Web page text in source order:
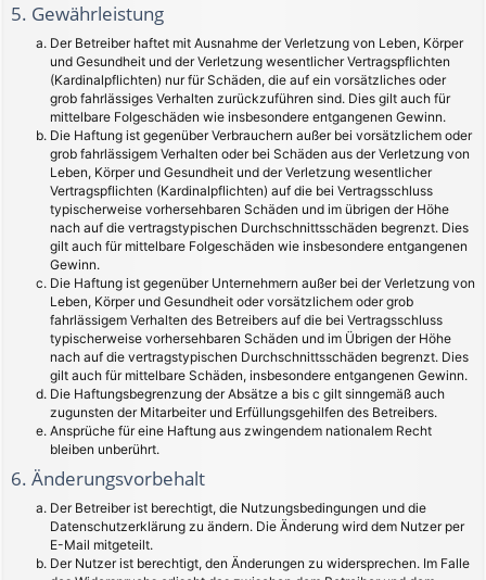
5. Gewährleistung
Der Betreiber haftet mit Ausnahme der Verletzung von Leben, Körper
und Gesundheit und der Verletzung wesentlicher Vertragspflichten
(Kardinalpflichten) nur für Schäden, die auf ein vorsätzliches oder
grob fahrlässiges Verhalten zurückzuführen sind. Dies gilt auch für
mittelbare Folgeschäden wie insbesondere entgangenen Gewinn.
Die Haftung ist gegenüber Verbrauchern außer bei vorsätzlichem oder
grob fahrlässigem Verhalten oder bei Schäden aus der Verletzung von
Leben, Körper und Gesundheit und der Verletzung wesentlicher
Vertragspflichten (Kardinalpflichten) auf die bei Vertragsschluss
typischerweise vorhersehbaren Schäden und im übrigen der Höhe
nach auf die vertragstypischen Durchschnittsschäden begrenzt. Dies
gilt auch für mittelbare Folgeschäden wie insbesondere entgangenen
Gewinn.
Die Haftung ist gegenüber Unternehmern außer bei der Verletzung von
Leben, Körper und Gesundheit oder vorsätzlichem oder grob
fahrlässigem Verhalten des Betreibers auf die bei Vertragsschluss
typischerweise vorhersehbaren Schäden und im Übrigen der Höhe
nach auf die vertragstypischen Durchschnittsschäden begrenzt. Dies
gilt auch für mittelbare Schäden, insbesondere entgangenen Gewinn.
Die Haftungsbegrenzung der Absätze a bis c gilt sinngemäß auch
zugunsten der Mitarbeiter und Erfüllungsgehilfen des Betreibers.
Ansprüche für eine Haftung aus zwingendem nationalem Recht
bleiben unberührt.
6. Änderungsvorbehalt
Der Betreiber ist berechtigt, die Nutzungsbedingungen und die
Datenschutzerklärung zu ändern. Die Änderung wird dem Nutzer per
E-Mail mitgeteilt.
Der Nutzer ist berechtigt, den Änderungen zu widersprechen. Im Falle